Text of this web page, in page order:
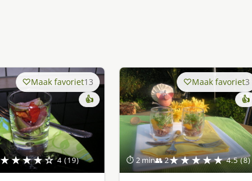
★★★★☆ 4 (19)
Maak favoriet13
👍
⏱ 2 min👥 2★★★★★ 4.5 (8)
Maak favoriet3
👍